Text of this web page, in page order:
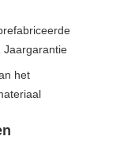
Jaargarantie
het